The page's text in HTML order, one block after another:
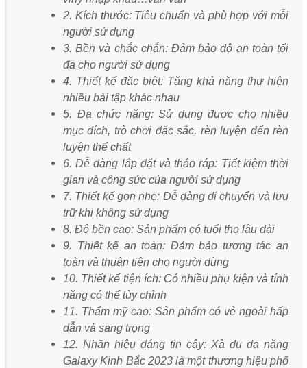
2. Kích thước: Tiêu chuẩn và phù hợp với mỗi
người sử dụng
3. Bền và chắc chắn: Đảm bảo độ an toàn tối
đa cho người sử dụng
4. Thiết kế đặc biệt: Tăng khả năng thự hiện
nhiều bài tập khác nhau
5. Đa chức năng: Sử dụng được cho nhiều
mục đích, trò chơi đặc sắc, rèn luyện đến rèn
luyện thể chất
6. Dễ dàng lắp đặt và tháo ráp: Tiết kiệm thời
gian và công sức của người sử dụng
7. Thiết kế gọn nhẹ: Dễ dàng di chuyển và lưu
trữ khi không sử dụng
8. Độ bền cao: Sản phẩm có tuổi thọ lâu dài
9. Thiết kế an toàn: Đảm bảo tương tác an
toàn và thuận tiện cho người dùng
10. Thiết kế tiện ích: Có nhiều phụ kiện và tính
năng có thể tùy chỉnh
11. Thẩm mỹ cao: Sản phẩm có vẻ ngoài hấp
dẫn và sang trọng
12. Nhãn hiệu đáng tin cậy: Xà đu đa năng
Galaxy Kinh Bắc 2023 là một thương hiệu phổ